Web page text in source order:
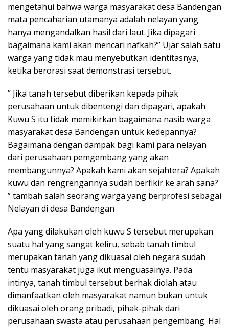
mengetahui bahwa warga masyarakat desa Bandengan
mata pencaharian utamanya adalah nelayan yang
hanya mengandalkan hasil dari laut. Jika dipagari
bagaimana kami akan mencari nafkah?” Ujar salah satu
warga yang tidak mau menyebutkan identitasnya,
ketika berorasi saat demonstrasi tersebut.
” Jika tanah tersebut diberikan kepada pihak
perusahaan untuk dibentengi dan dipagari, apakah
Kuwu S itu tidak memikirkan bagaimana nasib warga
masyarakat desa Bandengan untuk kedepannya?
Bagaimana dengan dampak bagi kami para nelayan
dari perusahaan pemgembang yang akan
membangunnya? Apakah kami akan sejahtera? Apakah
kuwu dan rengrengannya sudah berfikir ke arah sana?
” tambah salah seorang warga yang berprofesi sebagai
Nelayan di desa Bandengan
Apa yang dilakukan oleh kuwu S tersebut merupakan
suatu hal yang sangat keliru, sebab tanah timbul
merupakan tanah yang dikuasai oleh negara sudah
tentu masyarakat juga ikut menguasainya. Pada
intinya, tanah timbul tersebut berhak diolah atau
dimanfaatkan oleh masyarakat namun bukan untuk
dikuasai oleh orang pribadi, pihak-pihak dari
perusahaan swasta atau perusahaan pengembang. Hal